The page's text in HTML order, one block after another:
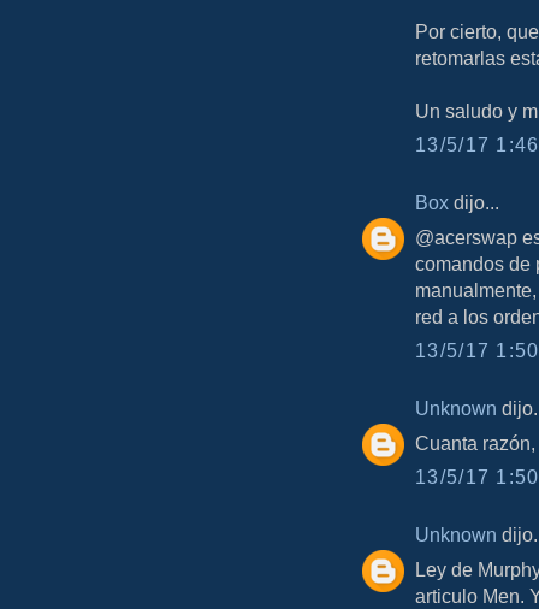
Por cierto,
retomarlas
Un saludo y
13/5/17
Box dijo...
@acerswap
comandos de
red a los
13/5/17
Unknown
Cuanta
13/5/17
Unknown
Ley de
articulo Men.